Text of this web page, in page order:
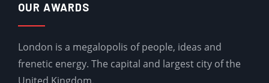
OUR AWARDS
London is a megalopolis of people, ideas and
frenetic energy. The capital and largest city of the